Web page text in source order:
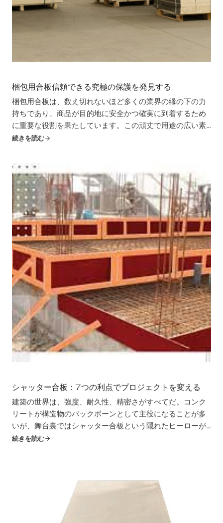
梱包用合板信頼できる究極の保護を発見する
梱包用合板は、数え切れないほど多くの業界の縁の下の力
持ちであり、商品が目的地に安全かつ確実に到着するため
に重要な役割を果たしています。この頑丈で用途の広い素
材は、輸送中や保管中の貴重な品物を木枠に入れたり、固
そのユニークな...
続きを読む
シャッター合板：7つの利点でプロジェクトを変える
建築の世界は、強度、耐久性、精密さがすべてだ。コンク
リートが構造物のバックボーンとして主役になることが多
いが、舞台裏ではシャッター合板という隠れたヒーローが
精力的に働いている。シャッター合板だ。この隠れたヒー
続きを読む